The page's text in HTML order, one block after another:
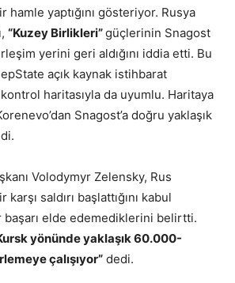
hamle yaptığını gösteriyor. Rusya
“Kuzey Birlikleri”güçlerinin Snagost
yerini geri aldığını iddia etti. Bu
açık kaynak istihbarat
haritasıyla da uyumlu. Haritaya
Snagost’a doğru yaklaşık
Volodymyr Zelensky, Rus
karşı saldırı başlattığını kabul
elde edemediklerini belirtti.
yönünde yaklaşık 60.000-
çalışıyor” dedi.